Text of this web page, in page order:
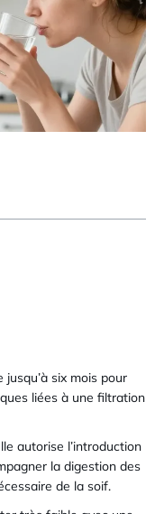
jusqu’à six mois pour
liées à une filtration
autorise l’introduction
la digestion des
de la soif.